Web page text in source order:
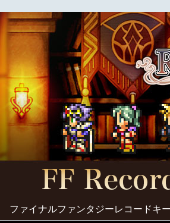
ファイナルファンタジーレコードキ